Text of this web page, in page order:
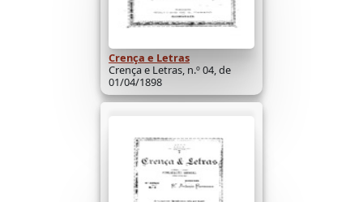
Crença e Letras
Crença e Letras, n.º 04, de
01/04/1898